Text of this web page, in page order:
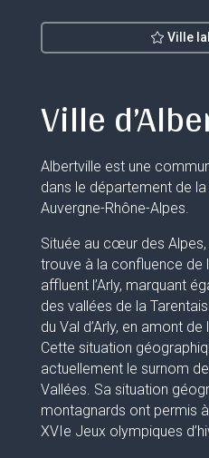
Ville
Ville
Albertville est une
dans le département de
Auvergne-Rhône-Alpes.
Située au cœur des
trouve à la confluence de
affluent l’Arly, marquant
des vallées de la
du Val d’Arly, en amont
Cette situation
actuellement le surnom
Vallées. Sa situation
montagnards ont permis
XVIe Jeux olympiques